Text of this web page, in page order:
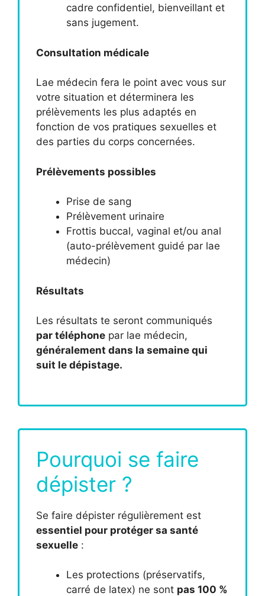
cadre confidentiel, bienveillant et
sans jugement.
Consultation médicale
Lae médecin fera le point avec vous sur
votre situation et déterminera les
prélèvements les plus adaptés en
fonction de vos pratiques sexuelles et
des parties du corps concernées.
Prélèvements possibles
Prise de sang
Prélèvement urinaire
Frottis buccal, vaginal et/ou anal
(auto-prélèvement guidé par lae
médecin)
Résultats
Les résultats te seront communiqués
par téléphone par lae médecin,
généralement dans la semaine qui
suit le dépistage.
Pourquoi se faire
dépister ?
Se faire dépister régulièrement est
essentiel pour protéger sa santé
sexuelle :
Les protections (préservatifs,
carré de latex) ne sont pas 100 %